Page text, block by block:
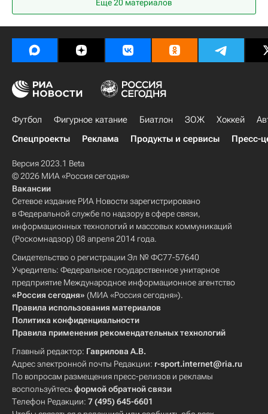
Краснодар
РПЛ 2026-2027 (Чемпионат России по футболу)
ПФК ЦСКА
Локомотив (Москва)
Еще 20 материалов
Футбол Фигурное катание Биатлон ЗОЖ Хоккей
Спецпроекты
Реклама Продукты и сервисы Пресс-
Версия 2023.1 Beta
© 2026 МИА «Россия сегодня»
Вакансии
Сетевое издание РИА Новости зарегистрировано
в Федеральной службе по надзору в сфере связи,
информационных технологий и массовых коммуникаций
(Роскомнадзор) 08 апреля 2014 года.
Свидетельство о регистрации Эл № ФС77-57640
Учредитель: Федеральное государственное унитарное
предприятие Международное информационное агентство
«Россия сегодня» (МИА «Россия сегодня»).
Правила использования материалов
Политика конфиденциальности
Правила применения рекомендательных технологий
Главный редактор: Гаврилова А.В.
Адрес электронной почты Редакции: r-sport.internet@ria.ru
По вопросам размещения пресс-релизов и рекламы
воспользуйтесьформой обратной связи
Телефон Редакции: 7 (495) 645-6601